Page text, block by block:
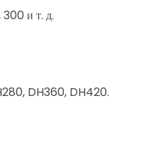
и т. д.
DH360, DH420.